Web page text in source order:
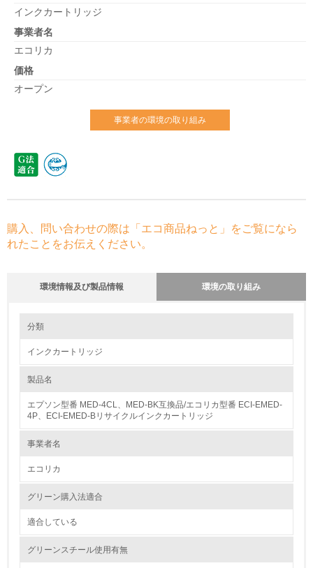
インクカートリッジ
事業者名
エコリカ
価格
オープン
事業者の環境の取り組み
購入、問い合わせの際は「エコ商品ねっと」をご覧になら
れたことをお伝えください。
環境情報及び製品情報 環境の取り組み
1.環境取り組み体制
1.
環境方針を持っている
環境対応の責任体制を定めている
環境問題に関する従業員教育を行っている
分類
インクカートリッジ
製品名
エプソン型番 MED-4CL、MED-BK互換品/エコリカ型番 ECI-EMED-
4P、ECI-EMED-Bリサイクルインクカートリッジ
事業者名
エコリカ
グリーン購入法適合
適合している
グリーンスチール使用有無